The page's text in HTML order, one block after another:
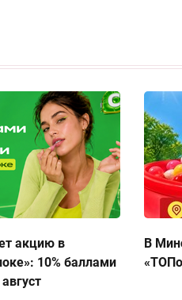
акцию в
10% баллами
В